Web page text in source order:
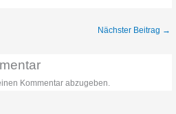
Nächster Beitrag →
Kommentar abzugeben.